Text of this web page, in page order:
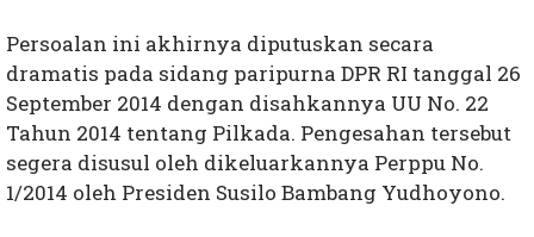
Persoalan ini akhirnya diputuskan secara
dramatis pada sidang paripurna DPR RI tanggal 26
September 2014 dengan disahkannya UU No. 22
Tahun 2014 tentang Pilkada. Pengesahan tersebut
segera disusul oleh dikeluarkannya Perppu No.
1/2014 oleh Presiden Susilo Bambang Yudhoyono.